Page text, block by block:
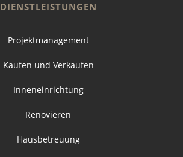
DIENSTLEISTUNGEN
Projektmanagement
Kaufen und Verkaufen
Inneneinrichtung
Renovieren
Hausbetreuung